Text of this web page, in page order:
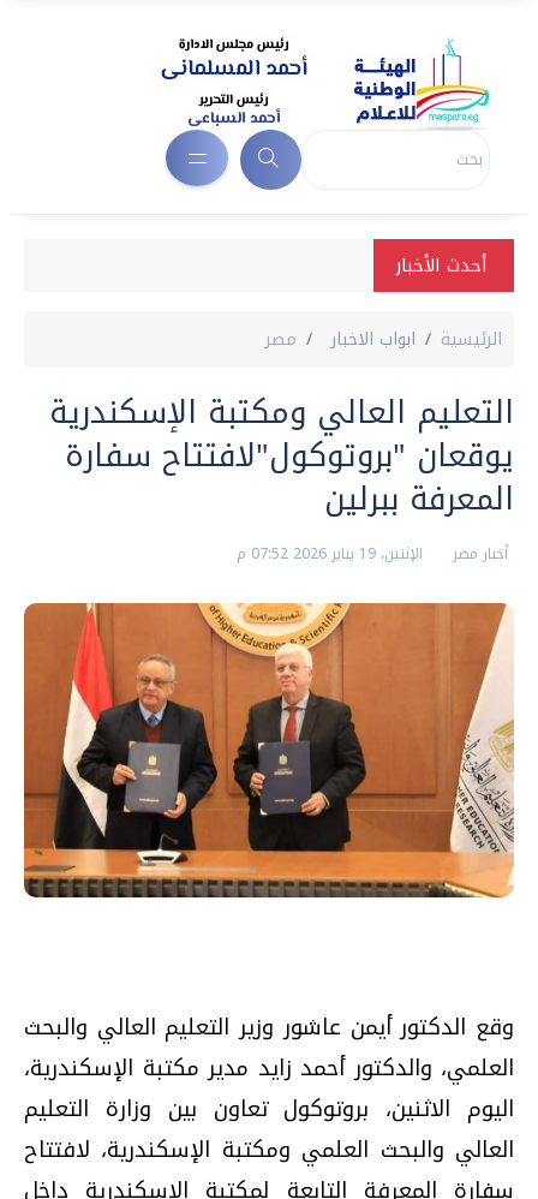
أحدث الأخبار
الرئيسية ابواب الاخبار مصر
التعليم العالي ومكتبة الإسكندرية
يوقعان "بروتوكول"لافتتاح سفارة
المعرفة ببرلين
أخبار مصر الإثنين، 19 يناير 2026 07:52 م
وقع الدكتور أيمن عاشور وزير التعليم العالي والبحث
العلمي، والدكتور أحمد زايد مدير مكتبة الإسكندرية،
اليوم الاثنين، بروتوكول تعاون بين وزارة التعليم
العالي والبحث العلمي ومكتبة الإسكندرية، لافتتاح
سفارة المعرفة التابعة لمكتبة الإسكندرية داخل